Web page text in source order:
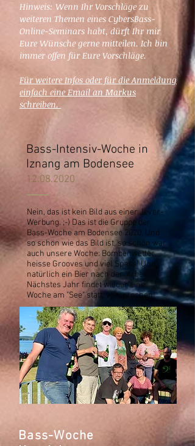
Hinweis: Wenn Ihr Vorschläge zu
weiteren Themen eines CybersBass-
Online-Seminars habt, dürft Ihr mir
Eure Wünsche gerne mitteilen. Ich bin
immer offen für Eure Vorschläge.
Für weitere Infos oder für die Anmeldung
einfach eine Email an Markus
schreiben.
Bass-Intensiv-Woche in
Iznang am Bodensee
12.08.2020
Nein, das ist kein Bild aus einer Jever-
Werbung. ;-) Das ist die Gruppe der
Bass-Woche am Bodensee 2020. Und
so schön wie das Bild ist, so schön war
auch unsere Woche: Bombenwetter,
heisse Grooves und viel Spass! Und
natürlich ein Bier nach der "Arbeit".
Nächstes Jahr findet wieder eine
Woche am "See" statt, versprochen!
Bass-Woche